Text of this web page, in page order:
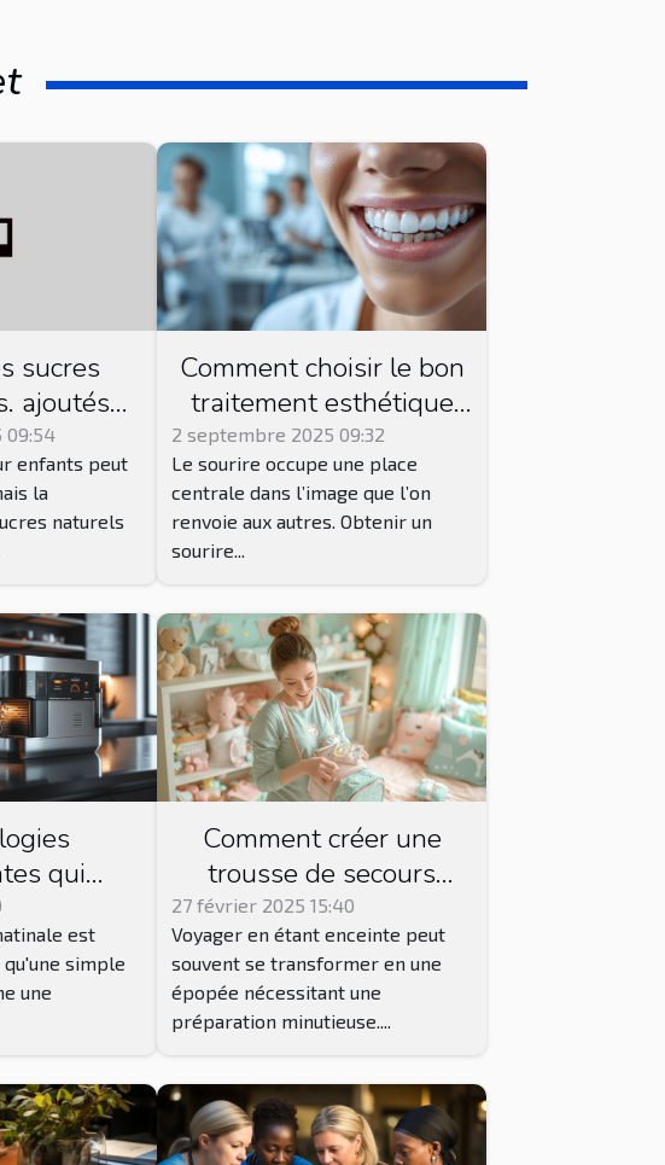
sucres
ajoutés
pour
09:54
enfants peut
la
naturels
Comment choisir le bon
traitement esthétique
dentaire pour votre
sourire ?
2 septembre 2025 09:32
Le sourire occupe une place
centrale dans l’image que l’on
renvoie aux autres. Obtenir un
sourire...
qui
du café
est
simple
une
Comment créer une
trousse de secours
idéale pour les futures
mamans en voyage
27 février 2025 15:40
Voyager en étant enceinte peut
souvent se transformer en une
épopée nécessitant une
préparation minutieuse....